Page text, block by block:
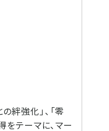
絆強化」、「零
をテーマに、マー